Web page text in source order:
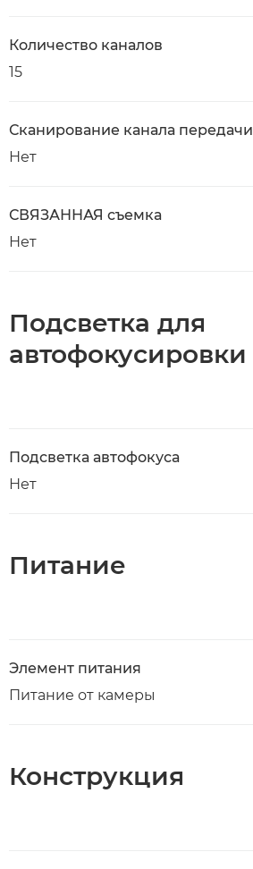
Количество каналов
15
Сканирование канала передачи
Нет
СВЯЗАННАЯ съемка
Нет
Подсветка для
автофокусировки
Подсветка автофокуса
Нет
Питание
Элемент питания
Питание от камеры
Конструкция